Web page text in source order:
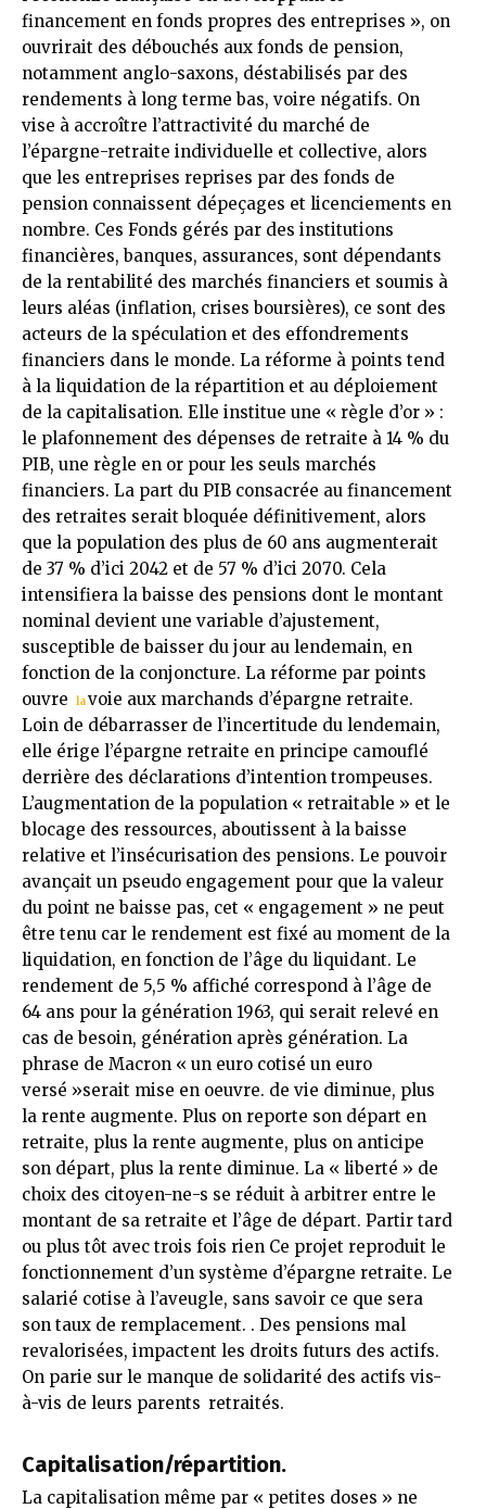
financement en fonds propres des entreprises », on
ouvrirait des débouchés aux fonds de pension,
notamment anglo-saxons, déstabilisés par des
rendements à long terme bas, voire négatifs. On
vise à accroître l’attractivité du marché de
l’épargne-retraite individuelle et collective, alors
que les entreprises reprises par des fonds de
pension connaissent dépeçages et licenciements en
nombre. Ces Fonds gérés par des institutions
financières, banques, assurances, sont dépendants
de la rentabilité des marchés financiers et soumis à
leurs aléas (inflation, crises boursières), ce sont des
acteurs de la spéculation et des effondrements
financiers dans le monde. La réforme à points tend
à la liquidation de la répartition et au déploiement
de la capitalisation. Elle institue une « règle d’or » :
le plafonnement des dépenses de retraite à 14 % du
PIB, une règle en or pour les seuls marchés
financiers. La part du PIB consacrée au financement
des retraites serait bloquée définitivement, alors
que la population des plus de 60 ans augmenterait
de 37 % d’ici 2042 et de 57 % d’ici 2070. Cela
intensifiera la baisse des pensions dont le montant
nominal devient une variable d’ajustement,
susceptible de baisser du jour au lendemain, en
fonction de la conjoncture. La réforme par points
ouvre
lavoie aux marchands d’épargne retraite.
Loin de débarrasser de l’incertitude du lendemain,
elle érige l’épargne retraite en principe camouflé
derrière des déclarations d’intention trompeuses.
L’augmentation de la population « retraitable » et le
blocage des ressources, aboutissent à la baisse
relative et l’insécurisation des pensions. Le pouvoir
avançait un pseudo engagement pour que la valeur
du point ne baisse pas, cet « engagement » ne peut
être tenu car le rendement est fixé au moment de la
liquidation, en fonction de l’âge du liquidant. Le
rendement de 5,5 % affiché correspond à l’âge de
64 ans pour la génération 1963, qui serait relevé en
cas de besoin, génération après génération. La
phrase de Macron « un euro cotisé un euro
versé »serait mise en oeuvre. de vie diminue, plus
la rente augmente. Plus on reporte son départ en
retraite, plus la rente augmente, plus on anticipe
son départ, plus la rente diminue. La « liberté » de
choix des citoyen-ne-s se réduit à arbitrer entre le
montant de sa retraite et l’âge de départ. Partir tard
ou plus tôt avec trois fois rien Ce projet reproduit le
fonctionnement d’un système d’épargne retraite. Le
salarié cotise à l’aveugle, sans savoir ce que sera
son taux de remplacement. . Des pensions mal
revalorisées, impactent les droits futurs des actifs.
On parie sur le manque de solidarité des actifs vis-
à-vis de leurs parents retraités.
Capitalisation/répartition.
La capitalisation même par « petites doses » ne